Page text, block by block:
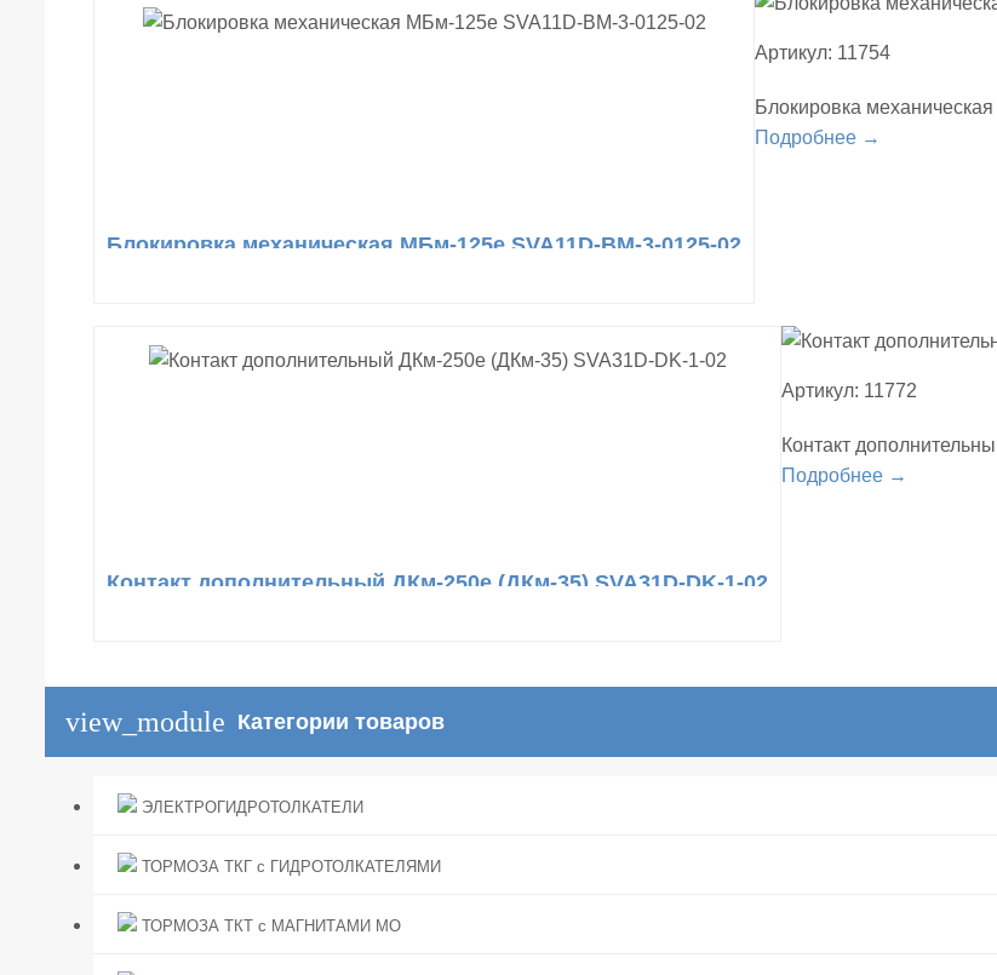
Блокировка механическая МБм-125е SVA11D-BM-3-0125-02
Артикул: 11754
Блокировка
Подробнее →
Контакт дополнительный ДКм-250е (ДКм-35) SVA31D-DK-1-02
Артикул: 11772
Контакт
Подробнее →
view_module Категории товаров
ЭЛЕКТРОГИДРОТОЛКАТЕЛИ
ТОРМОЗА ТКГ с ГИДРОТОЛКАТЕЛЯМИ
ТОРМОЗА ТКТ с МАГНИТАМИ МО